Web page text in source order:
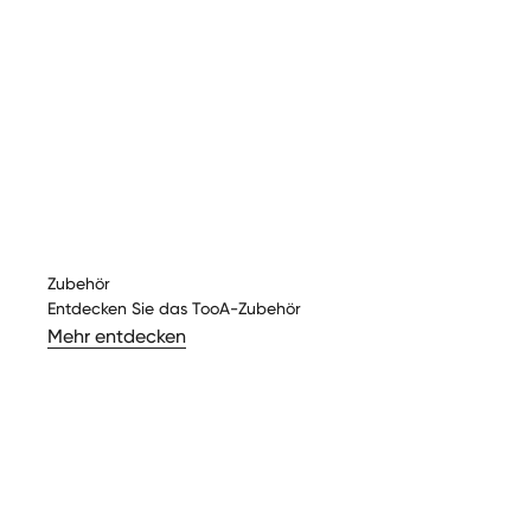
Zubehör
Entdecken Sie das TooA-Zubehör
Mehr entdecken